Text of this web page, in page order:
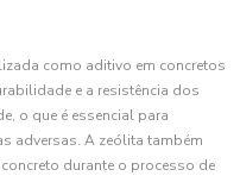
como aditivo em concretos
e a resistência dos
o que é essencial para
adversas. A zeólita também
durante o processo de